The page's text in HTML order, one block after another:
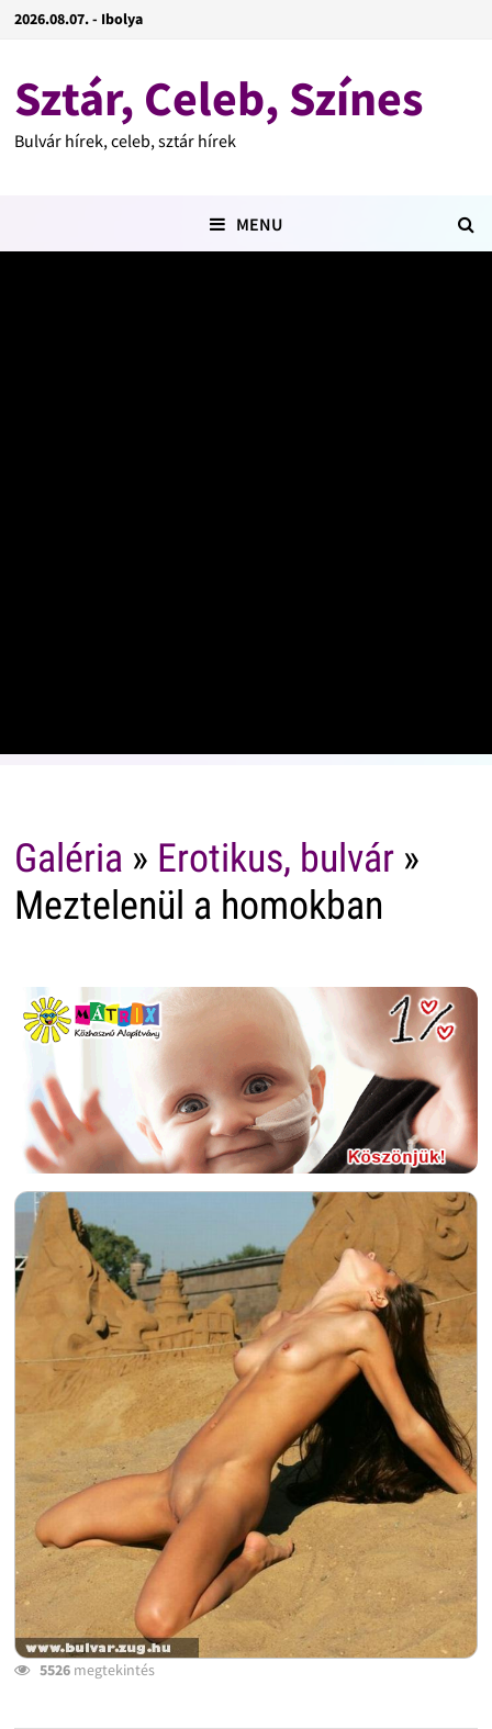
2026.08.07. - Ibolya
Sztár, Celeb, Színes
Bulvár hírek, celeb, sztár hírek
MENU
Galéria » Erotikus, bulvár»
Meztelenül a homokban
5526megtekintés